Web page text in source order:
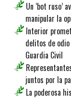
Un ‘bot ruso’
manipular la
Interior
delitos de odio
Guardia Civil
juntos por la
La poderosa